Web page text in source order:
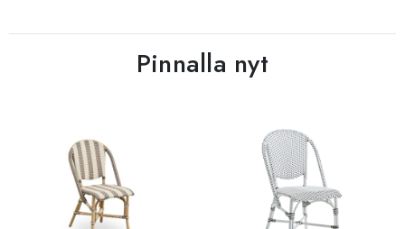
Pinnalla nyt